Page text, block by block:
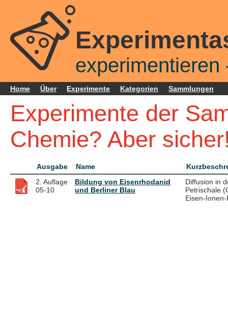
experimentieren
Home Über Experimente Kategorien Sammlungen
Experimente der
Chemie? Aber
Ausgabe Name
2. Auflage
05-10
Bildung von Eisenrhodanid
und Berliner Blau
Diffusion in
Petrischale
Eisen-